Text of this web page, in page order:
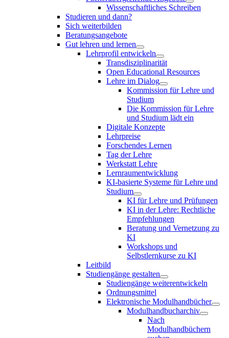
Wissenschaftliches Schreiben
Studieren und dann?
Sich weiterbilden
Beratungsangebote
Gut lehren und lernen
Lehrprofil entwickeln
Transdisziplinarität
Open Educational Resources
Lehre im Dialog
Kommission für Lehre und
Studium
Die Kommission für Lehre
und Studium lädt ein
Digitale Konzepte
Lehrpreise
Forschendes Lernen
Tag der Lehre
Werkstatt Lehre
Lernraumentwicklung
KI-basierte Systeme für Lehre und
Studium
KI für Lehre und Prüfungen
KI in der Lehre: Rechtliche
Empfehlungen
Beratung und Vernetzung zu
KI
Workshops und
Selbstlernkurse zu KI
Leitbild
Studiengänge gestalten
Studiengänge weiterentwickeln
Ordnungsmittel
Elektronische Modulhandbücher
Modulhandbucharchiv
Nach
Modulhandbüchern